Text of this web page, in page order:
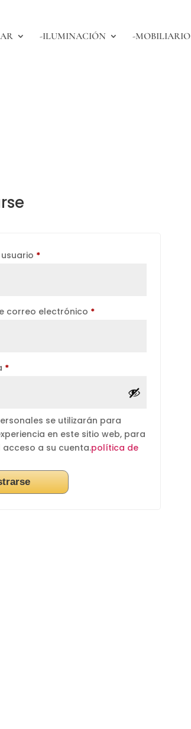
-ILUMINACIÓN -MOBILIARIO
*Obligatorio
correo electrónico *Obligatorio
*Obligatorio
se utilizarán para
en este sitio web, para
a su cuenta.política de